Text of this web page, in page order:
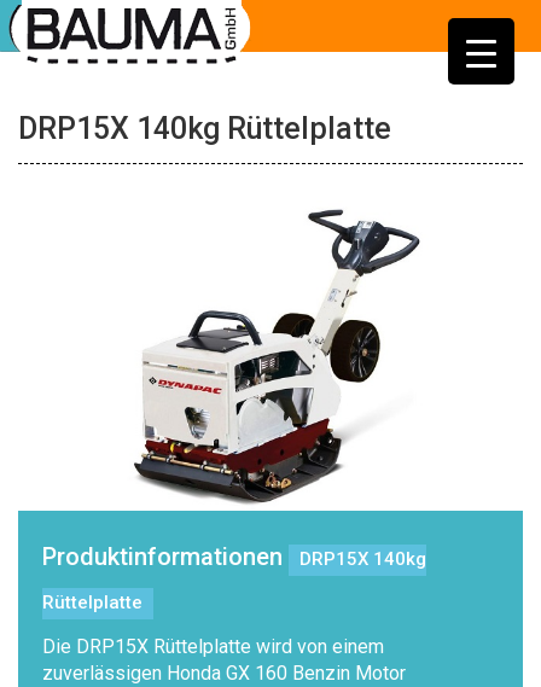
DRP15X 140kg Rüttelplatte
Produktinformationen
DRP15X 140kg
Rüttelplatte
Die DRP15X Rüttelplatte wird von einem
zuverlässigen Honda GX 160 Benzin Motor